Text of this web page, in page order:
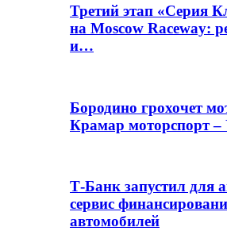
Третий этап «Серия
на Moscow Raceway:
и…
Бородино грохочет
Крамар моторспорт
Т-Банк запустил для
сервис
автомобилей